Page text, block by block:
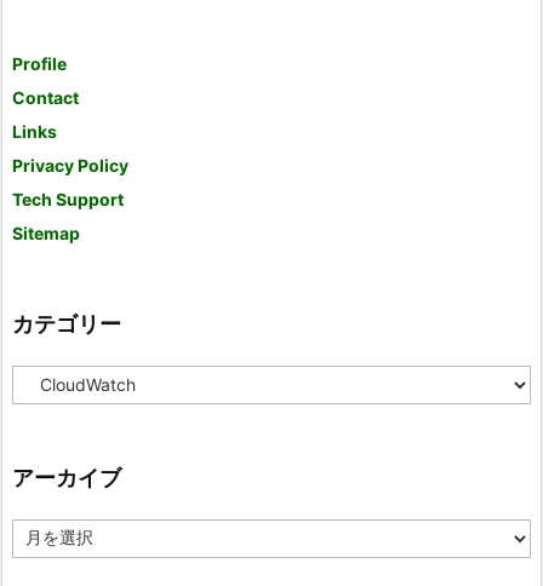
Profile
Contact
Links
Privacy Policy
Tech Support
Sitemap
カテゴリー
テ
ー
アーカイブ
ー